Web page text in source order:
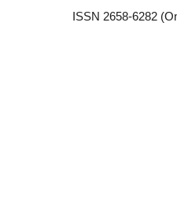
ISSN 2658-6282